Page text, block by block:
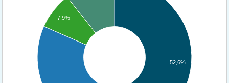
7,9%
52,6%